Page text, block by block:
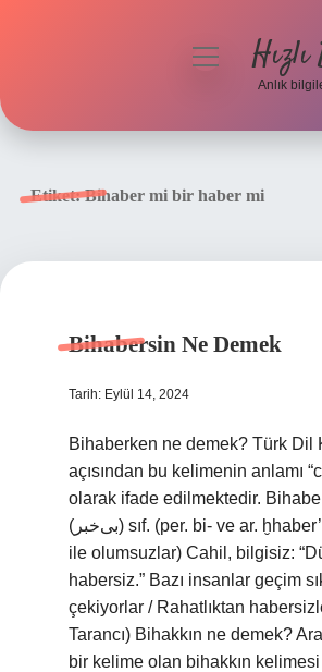
menüyü
Anlık
Etiket:Bihaber mi bir haber mi
Bihabersin Ne Demek
Tarih: Eylül 14, 2024
Bihaberken ne demek? Türk Dil
açısından bu kelimenin anlamı
olarak ifade edilmektedir.
(ﺑﻰﺧﺒﺮ) sıf. (per. bі- ve ar. ḫhaber’i bі-ḫhaber
ile olumsuzlar) Cahil, bilgisiz:
habersiz.” Bazı insanlar geçim
çekiyorlar / Rahatlıktan
Tarancı) Bihakkın ne demek?
bir kelime olan bihakkın